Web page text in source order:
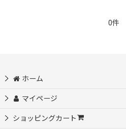
0件
ホーム
マイページ
ショッピングカート